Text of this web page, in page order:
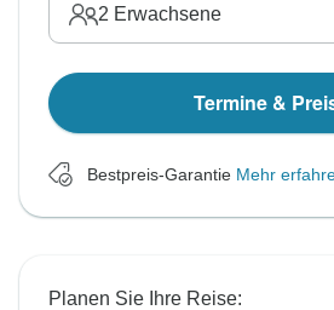
2 Erwachsene
Termine &
Bestpreis-Garantie Mehr
Planen Sie Ihre Reise: